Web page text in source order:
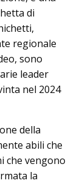
di
regionale
sono
leader
nel 2024
della
abili che
che vengono
la